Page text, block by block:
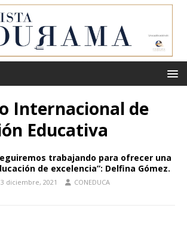
Internacional de
Educativa
trabajando para ofrecer una
de excelencia”: Delfina Gómez.
3 diciembre, 2021 CONEDUCA